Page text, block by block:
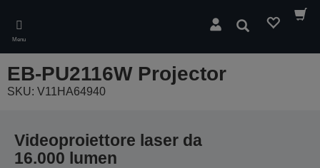
main
content
Menu
Cerca
EB-PU2116W Projector
SKU: V11HA64940
Videoproiettore laser da
16.000 lumen